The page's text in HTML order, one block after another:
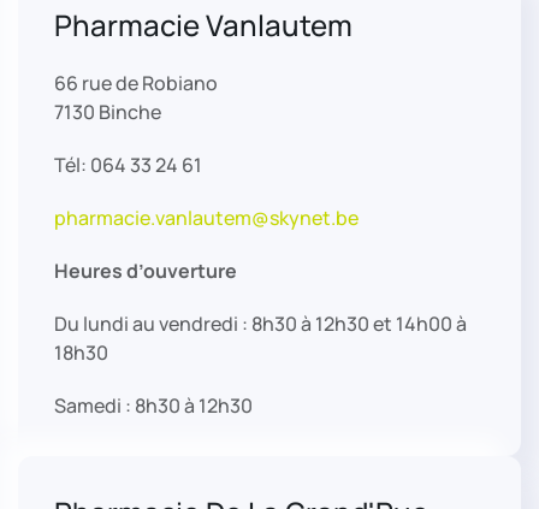
Pharmacie Vanlautem
66 rue de Robiano
7130 Binche
Tél: 064 33 24 61
pharmacie.vanlautem@skynet.be
Heures d’ouverture
Du lundi au vendredi : 8h30 à 12h30 et 14h00 à
18h30
Samedi : 8h30 à 12h30